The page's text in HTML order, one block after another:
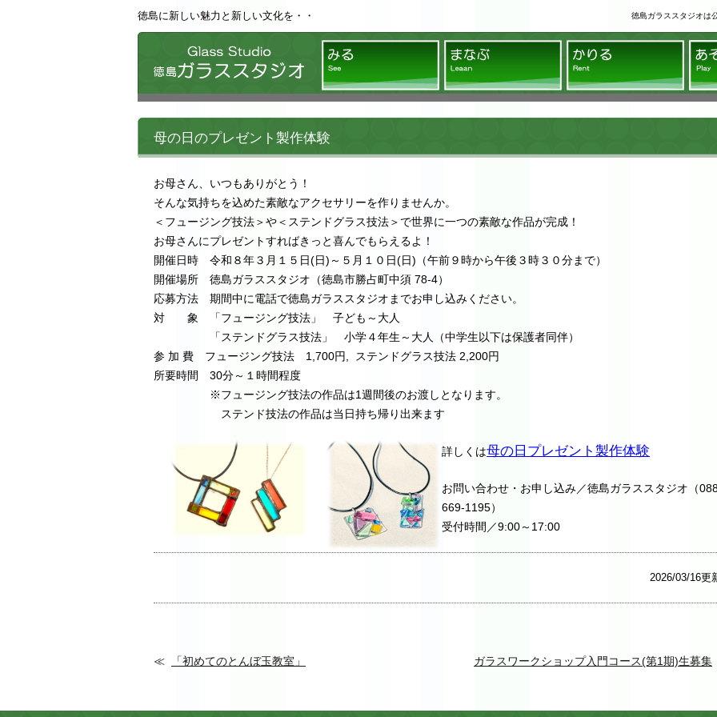
徳島に新しい魅力と新しい文化を・・ 徳島ガラススタジオは
徳島ガラススタジオ
みる まなぶ かり
母の日のプレゼント製作体験
お母さん、いつもありがとう！
そんな気持ちを込めた素敵なアクセサリーを作りませんか。
＜フュージング技法＞や＜ステンドグラス技法＞で世界に一つの素敵な作品が完成！
お母さんにプレゼントすればきっと喜んでもらえるよ！
開催日時 令和８年３月１５日(日)～５月１０日(日)（午前９時から午後３時３０分まで）
開催場所 徳島ガラススタジオ（徳島市勝占町中須 78-4）
応募方法 期間中に電話で徳島ガラススタジオまでお申し込みください。
対 象 「フュージング技法」 子ども～大人
「ステンドグラス技法」 小学４年生～大人（中学生以下は保護者同伴）
参 加 費 フュージング技法 1,700円, ステンドグラス技法 2,200円
所要時間 30分～１時間程度
※フュージング技法の作品は1週間後のお渡しとなります。
ステンド技法の作品は当日持ち帰り出来ます
詳しくは母の日プレゼント製作体験
お問い合わせ・お申し込み／徳島ガラススタジオ（
669-1195）
受付時間／9:00～17:00
2026/03/16更
「初めてのとんぼ玉教室」 ガラスワークショップ入門コース(第1期)生募集